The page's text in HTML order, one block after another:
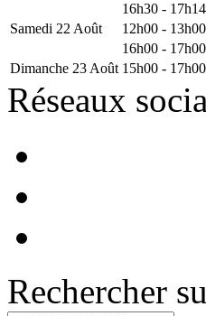
16h30 - 17h14
Samedi 22 Août
12h00 - 13h00
16h00 - 17h00
Dimanche 23 Août 15h00 - 17h00
Réseaux
Rechercher